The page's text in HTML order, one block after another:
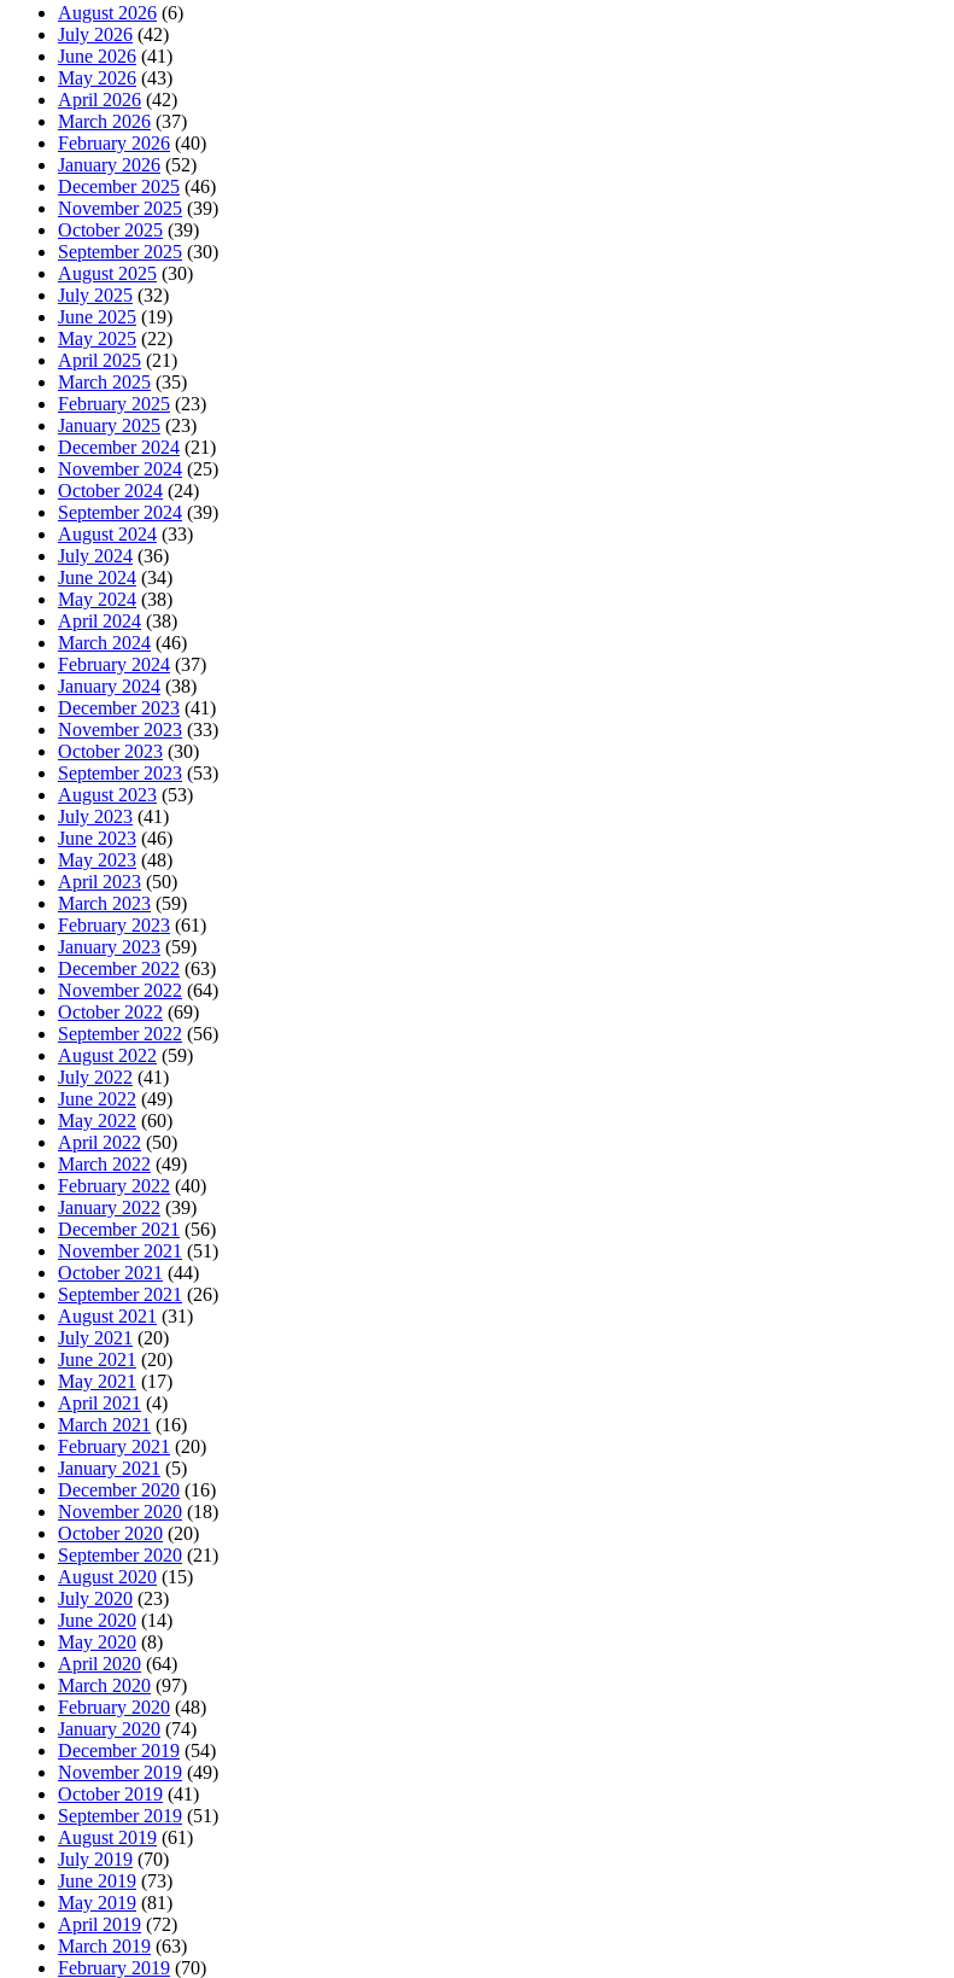
August 2026 (6)
July 2026 (42)
June 2026 (41)
May 2026 (43)
April 2026 (42)
March 2026 (37)
February 2026 (40)
January 2026 (52)
December 2025 (46)
November 2025 (39)
October 2025 (39)
September 2025 (30)
August 2025 (30)
July 2025 (32)
June 2025 (19)
May 2025 (22)
April 2025 (21)
March 2025 (35)
February 2025 (23)
January 2025 (23)
December 2024 (21)
November 2024 (25)
October 2024 (24)
September 2024 (39)
August 2024 (33)
July 2024 (36)
June 2024 (34)
May 2024 (38)
April 2024 (38)
March 2024 (46)
February 2024 (37)
January 2024 (38)
December 2023 (41)
November 2023 (33)
October 2023 (30)
September 2023 (53)
August 2023 (53)
July 2023 (41)
June 2023 (46)
May 2023 (48)
April 2023 (50)
March 2023 (59)
February 2023 (61)
January 2023 (59)
December 2022 (63)
November 2022 (64)
October 2022 (69)
September 2022 (56)
August 2022 (59)
July 2022 (41)
June 2022 (49)
May 2022 (60)
April 2022 (50)
March 2022 (49)
February 2022 (40)
January 2022 (39)
December 2021 (56)
November 2021 (51)
October 2021 (44)
September 2021 (26)
August 2021 (31)
July 2021 (20)
June 2021 (20)
May 2021 (17)
April 2021 (4)
March 2021 (16)
February 2021 (20)
January 2021 (5)
December 2020 (16)
November 2020 (18)
October 2020 (20)
September 2020 (21)
August 2020 (15)
July 2020 (23)
June 2020 (14)
May 2020 (8)
April 2020 (64)
March 2020 (97)
February 2020 (48)
January 2020 (74)
December 2019 (54)
November 2019 (49)
October 2019 (41)
September 2019 (51)
August 2019 (61)
July 2019 (70)
June 2019 (73)
May 2019 (81)
April 2019 (72)
March 2019 (63)
February 2019 (70)